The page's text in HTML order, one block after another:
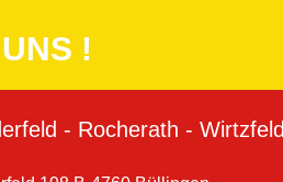
!
- Rocherath - Wirtzfeld